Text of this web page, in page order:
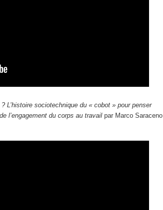
L’histoire sociotechnique du « cobot » pour penser
l’engagement du corps au travailpar Marco Saraceno